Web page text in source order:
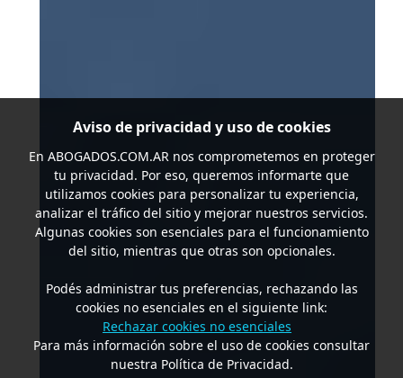
Aviso de privacidad y uso de cookies
En ABOGADOS.COM.ARnos comprometemos en proteger
tu privacidad. Por eso, queremos informarte que
utilizamos cookies para personalizar tu experiencia,
analizar el tráfico del sitio y mejorar nuestros servicios.
Algunas cookies son esenciales para el funcionamiento
del sitio, mientras que otras son opcionales.
Podés administrar tus preferencias, rechazando las
cookies no esenciales en el siguiente link:
Rechazar cookies no esenciales
Para más información sobre el uso de cookies consultar
nuestra Política de Privacidad.